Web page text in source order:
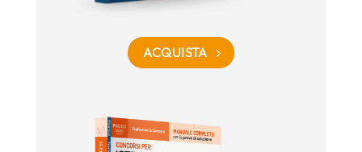
ACQUISTA